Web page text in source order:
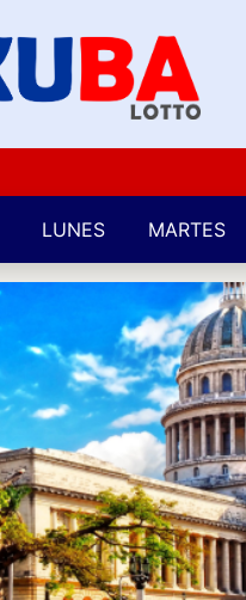
LUNES MARTES